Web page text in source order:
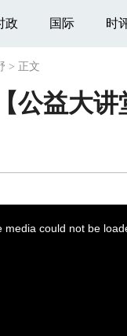
政 国际 时
> 正文
【公益大
media could not be